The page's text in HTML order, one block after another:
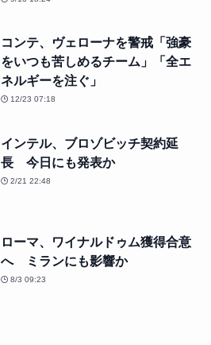
コンテ、ヴェローナを警戒「強豪
をいつも苦しめるチーム」「全エ
ネルギーを注ぐ」
12/23 07:18
インテル、ブロゾビッチ契約延
長 今日にも発表か
2/21 22:48
ローマ、ワイナルドゥム獲得合意
へ ミランにも影響か
8/3 09:23